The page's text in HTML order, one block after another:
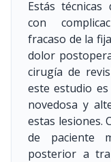
Estás
con
fracaso de la
dolor
cirugía de
este estudio
novedosa y
estas lesiones.
de paciente
posterior a